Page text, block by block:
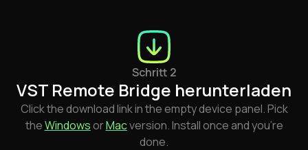
Schritt 2
VST Remote Bridge herunterladen
Click the download link in the empty device panel. Pick
theWindows orMacversion. Install once and you're
done.